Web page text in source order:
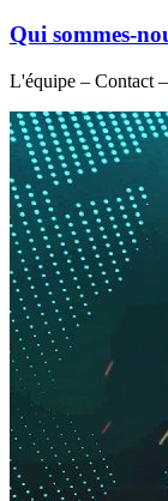
Qui sommes-
L'équipe – Contact